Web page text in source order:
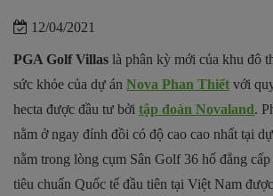
12/04/2021
PGA Golf Villas là phân kỳ mới của khu đô
sức khỏe của dự án Nova Phan Thiết với
hecta được đầu tư bởi tập đoàn Novaland.
nằm ở ngay đỉnh đồi có độ cao cao nhất tại
nằm trong lòng cụm Sân Golf 36 hố đẳng
tiêu chuẩn Quốc tế đầu tiên tại Việt Nam được